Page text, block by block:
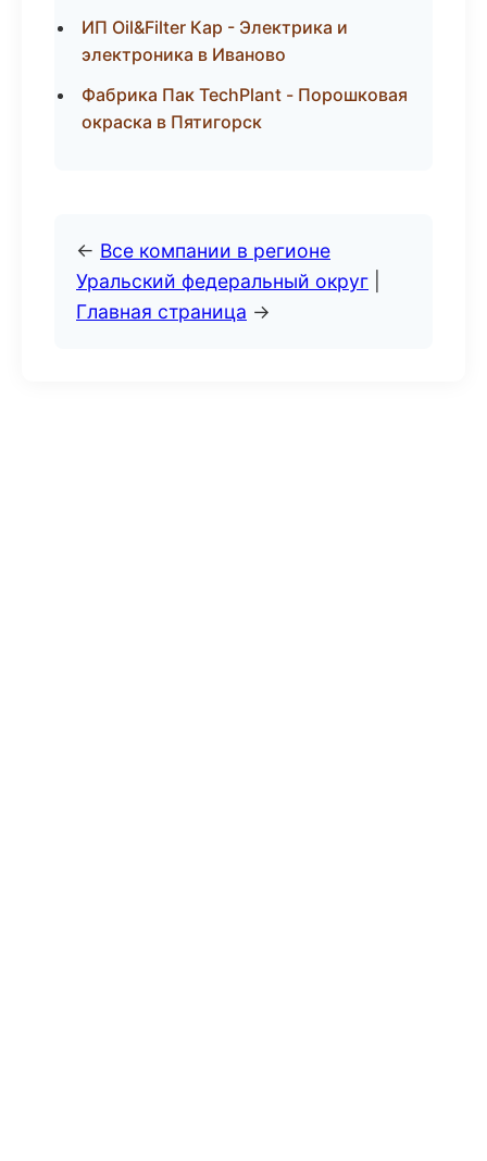
ИП Oil&Filter Кар - Электрика и
электроника в Иваново
Фабрика Пак TechPlant - Порошковая
окраска в Пятигорск
← Все компании в регионе
Уральский федеральный округ
Главная страница →